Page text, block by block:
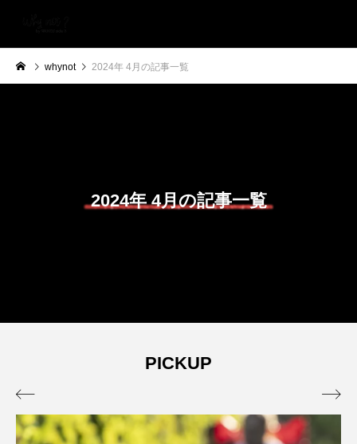
whynot 2024年 4月の記事一覧
2024年 4月の記事一覧
PICKUP
 